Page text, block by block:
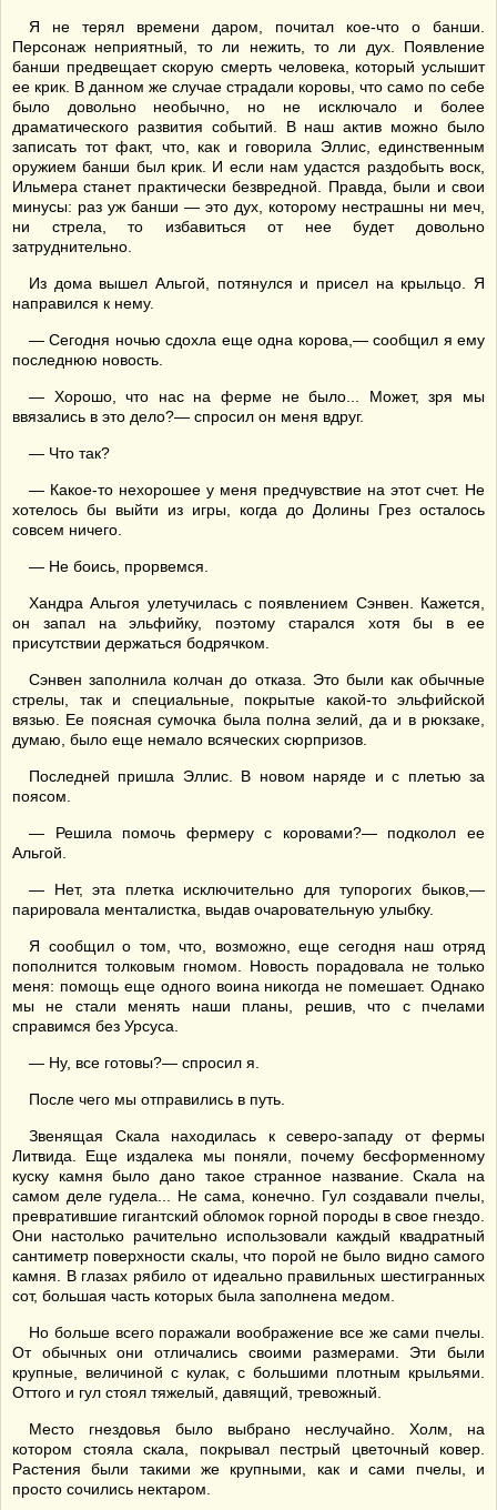
Я не терял времени даром, почитал кое-что о банши.
Персонаж неприятный, то ли нежить, то ли дух. Появление
банши предвещает скорую смерть человека, который услышит
ее крик. В данном же случае страдали коровы, что само по себе
было довольно необычно, но не исключало и более
драматического развития событий. В наш актив можно было
записать тот факт, что, как и говорила Эллис, единственным
оружием банши был крик. И если нам удастся раздобыть воск,
Ильмера станет практически безвредной. Правда, были и свои
минусы: раз уж банши — это дух, которому нестрашны ни меч,
ни стрела, то избавиться от нее будет довольно
затруднительно.
Из дома вышел Альгой, потянулся и присел на крыльцо. Я
направился к нему.
— Сегодня ночью сдохла еще одна корова,— сообщил я ему
последнюю новость.
— Хорошо, что нас на ферме не было... Может, зря мы
ввязались в это дело?— спросил он меня вдруг.
— Что так?
— Какое-то нехорошее у меня предчувствие на этот счет. Не
хотелось бы выйти из игры, когда до Долины Грез осталось
совсем ничего.
— Не боись, прорвемся.
Хандра Альгоя улетучилась с появлением Сэнвен. Кажется,
он запал на эльфийку, поэтому старался хотя бы в ее
присутствии держаться бодрячком.
Сэнвен заполнила колчан до отказа. Это были как обычные
стрелы, так и специальные, покрытые какой-то эльфийской
вязью. Ее поясная сумочка была полна зелий, да и в рюкзаке,
думаю, было еще немало всяческих сюрпризов.
Последней пришла Эллис. В новом наряде и с плетью за
поясом.
— Решила помочь фермеру с коровами?— подколол ее
Альгой.
— Нет, эта плетка исключительно для тупорогих быков,—
парировала менталистка, выдав очаровательную улыбку.
Я сообщил о том, что, возможно, еще сегодня наш отряд
пополнится толковым гномом. Новость порадовала не только
меня: помощь еще одного воина никогда не помешает. Однако
мы не стали менять наши планы, решив, что с пчелами
справимся без Урсуса.
— Ну, все готовы?— спросил я.
После чего мы отправились в путь.
Звенящая Скала находилась к северо-западу от фермы
Литвида. Еще издалека мы поняли, почему бесформенному
куску камня было дано такое странное название. Скала на
самом деле гудела... Не сама, конечно. Гул создавали пчелы,
превратившие гигантский обломок горной породы в свое гнездо.
Они настолько рачительно использовали каждый квадратный
сантиметр поверхности скалы, что порой не было видно самого
камня. В глазах рябило от идеально правильных шестигранных
сот, большая часть которых была заполнена медом.
Но больше всего поражали воображение все же сами пчелы.
От обычных они отличались своими размерами. Эти были
крупные, величиной с кулак, с большими плотным крыльями.
Оттого и гул стоял тяжелый, давящий, тревожный.
Место гнездовья было выбрано неслучайно. Холм, на
котором стояла скала, покрывал пестрый цветочный ковер.
Растения были такими же крупными, как и сами пчелы, и
просто сочились нектаром.